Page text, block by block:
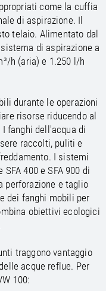
NL
IT
come la cuffia
di aspirazione. Il
telaio. Alimentato dal
di aspirazione a
h (aria) e 1.250 l/h
durante le operazioni
risorse riducendo al
fanghi dell'acqua di
raccolti, puliti e
I sistemi
400 e SFA 900 di
perforazione e taglio
dei fanghi mobili per
obiettivi ecologici
traggono vantaggio
acque reflue. Per
100: